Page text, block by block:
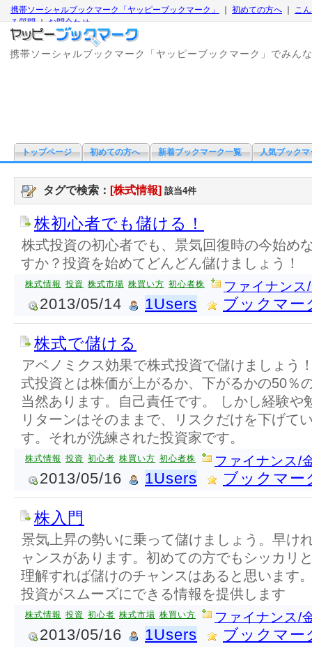
携帯ソーシャルブックマーク「ヤッピーブックマーク」 初めての方へ
こ
る質問｜お問合わせ
携帯ソーシャルブックマーク「ヤッピーブックマーク」でみん
トップページ 初めての方へ 新着ブックマーク一覧 人気ブックマ
タグで検索： [株式情報] 該当4件
株初心者でも儲ける！
株式投資の初心者でも、景気回復時の今始め
すか？投資を始めてどんどん儲けましょう！
株式情報 投資 株式市場 株買い方 初心者株 ファイナンス
2013/05/14 1Users ブックマー
株式で儲ける
アベノミクス効果で株式投資で儲けましょう
式投資とは株価が上がるか、下がるかの50％
当然あります。自己責任です。 しかし経験や
リターンはそのままで、リスクだけを下げて
す。それが洗練された投資家です。
株式情報 投資 初心者 株買い方 初心者株 ファイナンス/
2013/05/16 1Users ブックマー
株入門
景気上昇の勢いに乗って儲けましょう。早け
ャンスがあります。初めての方でもシッカリ
理解すれば儲けのチャンスはあると思います
投資がスムーズにできる情報を提供します
株式情報 投資 初心者 株式市場 株買い方 ファイナンス/
2013/05/16 1Users ブックマー